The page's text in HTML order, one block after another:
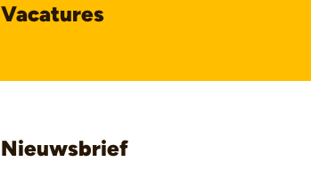
Vacatures
Nieuwsbrief